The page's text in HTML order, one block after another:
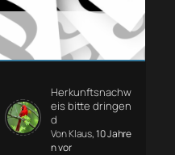
Herkunftsnachw
eis bitte dringen
d
Von Klaus, 10 Jahre
n vor